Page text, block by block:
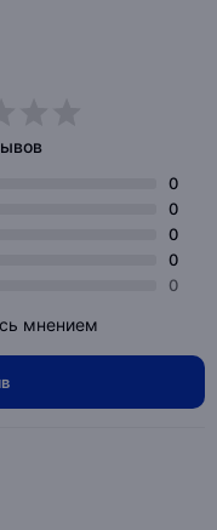
0
0
0
0
0
мнением